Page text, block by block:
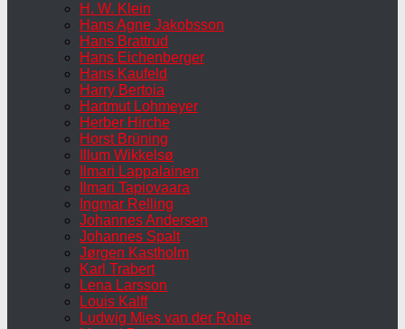
H. W. Klein
Hans Agne Jakobsson
Hans Brattrud
Hans Eichenberger
Hans Kaufeld
Harry Bertoia
Hartmut Lohmeyer
Herber Hirche
Horst Brüning
Illum Wikkelsø
Ilmari Lappalainen
Ilmari Tapiovaara
Ingmar Relling
Johannes Andersen
Johannes Spalt
Jørgen Kastholm
Karl Trabert
Lena Larsson
Louis Kalff
Ludwig Mies van der Rohe